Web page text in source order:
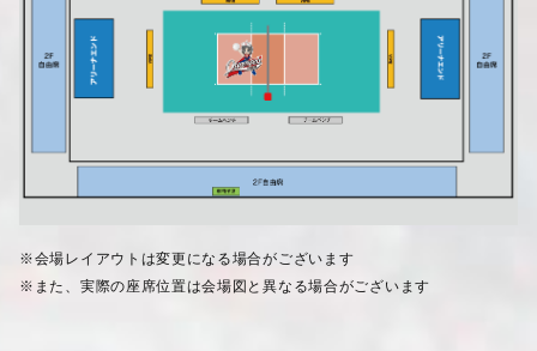
※会場レイアウトは変更になる場合がございます
※また、実際の座席位置は会場図と異なる場合がございます